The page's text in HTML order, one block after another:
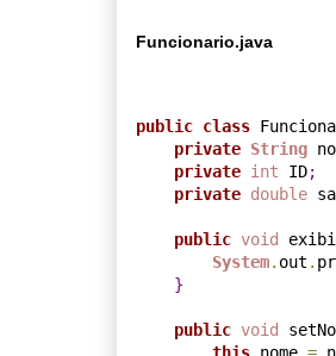
Funcionario.java
public class
private String
private int ID;
private double
public void
System. out .
}
public void
this nome =